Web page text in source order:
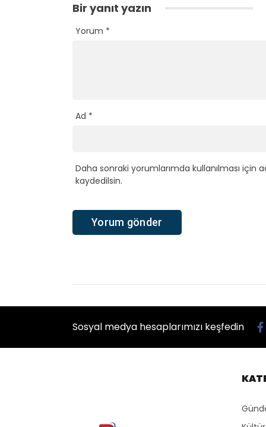
Bir yanıt yazın
Yorum *
Ad *
Daha sonraki yorumlarımda kullanılması
kaydedilsin.
Sosyal medya hesaplarımızı keşfedin